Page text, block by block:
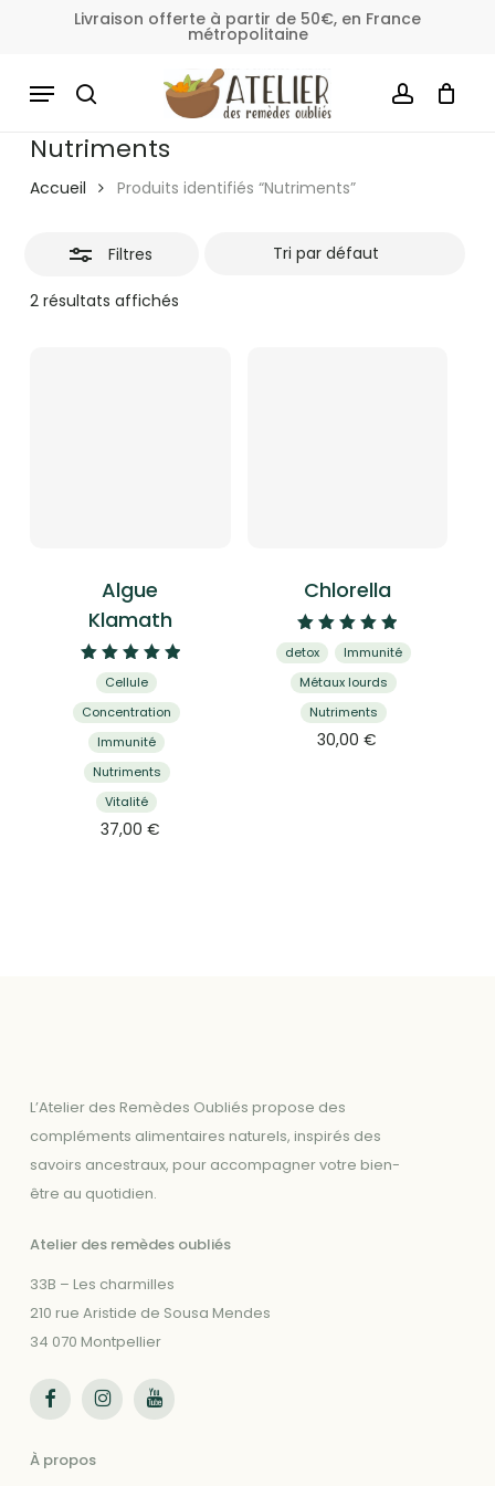
content
Livraison offerte à partir de 50€, en France
métropolitaine
SEARCH ACCOUNT
MENU panier
Nutriments
Accueil Produits identifiés “Nutriments”
Filtres
2 résultats affichés
filtres
Algue
Klamath
Note
5.00
sur 5
Cellule
Concentration
Immunité
Nutriments
Vitalité
37,00 €
Chlorella
Note
5.00
sur 5
detox
Immunité
Métaux lourds
Nutriments
30,00€
L’Atelier des Remèdes Oubliés propose des
compléments alimentaires naturels, inspirés des
savoirs ancestraux, pour accompagner votre bien-
être au quotidien.
Atelier des remèdes oubliés
33B – Les charmilles
210 rue Aristide de Sousa Mendes
34 070 Montpellier
Suivez-nous sur FacebookSuivez-nous sur InstagramSuivez-nous sur Youtube
À propos